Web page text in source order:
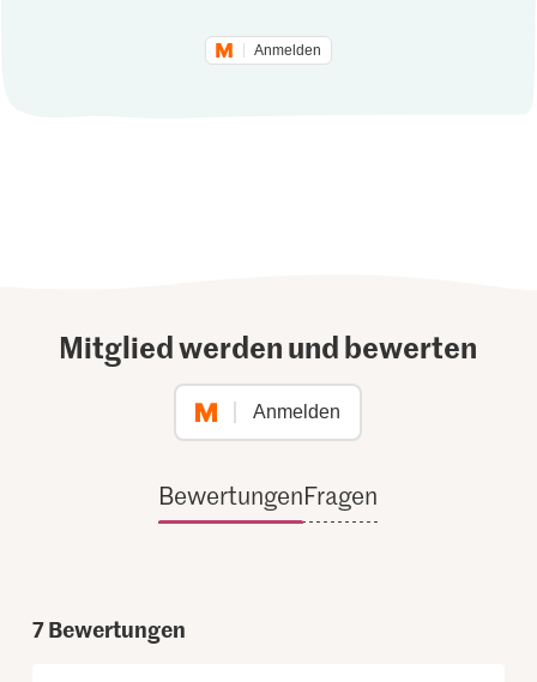
Anmelden
Mitglied werden und bewerten
Anmelden
BewertungenFragen
7Bewertungen